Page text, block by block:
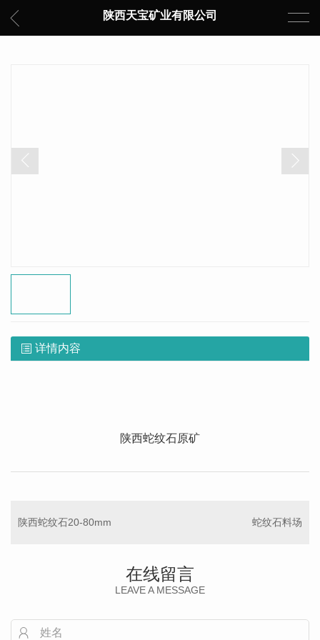
陕西天宝矿业有限公司
详情内容
陕西蛇纹石原矿
陕西蛇纹石20-80mm 蛇纹石料场
在线留言
LEAVE A MESSAGE